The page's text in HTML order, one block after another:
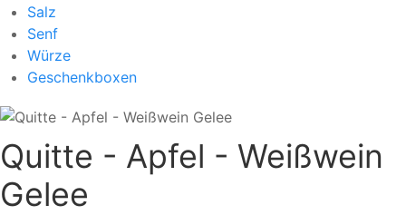
Salz
Senf
Würze
Geschenkboxen
Quitte - Apfel - Weißwein
Gelee